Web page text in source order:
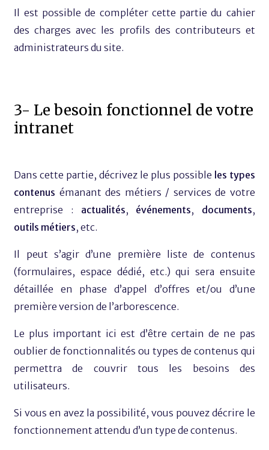
Il est possible de compléter cette partie du cahier
des charges avec les profils des contributeurs et
administrateurs du site.
3- Le besoin fonctionnel de votre
intranet
Dans cette partie, décrivez le plus possible les types
contenus émanant des métiers / services de votre
entreprise : actualités, événements, documents,
outils métiers, etc.
Il peut s’agir d’une première liste de contenus
(formulaires, espace dédié, etc.) qui sera ensuite
détaillée en phase d’appel d’offres et/ou d’une
première version de l’arborescence.
Le plus important ici est d’être certain de ne pas
oublier de fonctionnalités ou types de contenus qui
permettra de couvrir tous les besoins des
utilisateurs.
Si vous en avez la possibilité, vous pouvez décrire le
fonctionnement attendu d’un type de contenus.